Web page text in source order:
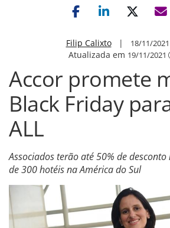
Filip Calixto| 18/11/2021
Atualizada em 19/11/2021
Accor promete
Black Friday
ALL
Associados terão até 50% de
de 300 hotéis na América do Sul